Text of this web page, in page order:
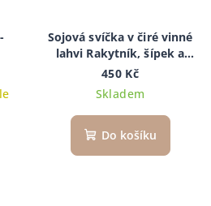
Sojová svíčka v čiré vinné
lahvi Rakytník, šípek a
citrónová meduňka 240ml
450 Kč
Skladem
Do košíku